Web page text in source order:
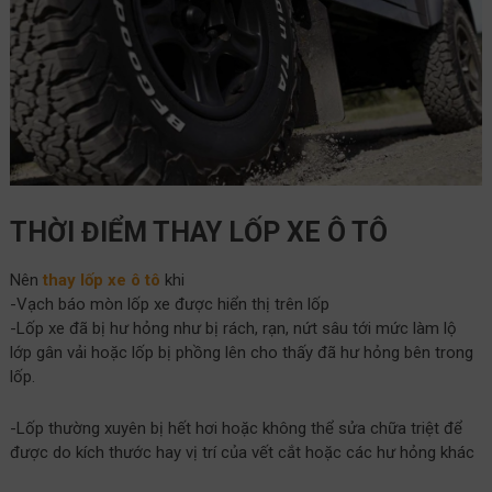
THỜI ĐIỂM THAY LỐP XE Ô TÔ
Nên thay lốp xe ô tô khi
-Vạch báo mòn lốp xe được hiển thị trên lốp
-Lốp xe đã bị hư hỏng như bị rách, rạn, nứt sâu tới mức làm lộ
lớp gân vải hoặc lốp bị phồng lên cho thấy đã hư hỏng bên trong
lốp.
-Lốp thường xuyên bị hết hơi hoặc không thể sửa chữa triệt để
được do kích thước hay vị trí của vết cắt hoặc các hư hỏng khác